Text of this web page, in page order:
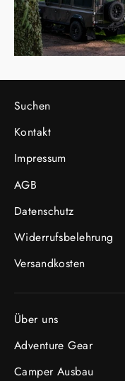
Suchen
Kontakt
Impressum
AGB
Datenschutz
Widerrufsbelehrung
Versandkosten
Über uns
Adventure Gear
Camper Ausbau